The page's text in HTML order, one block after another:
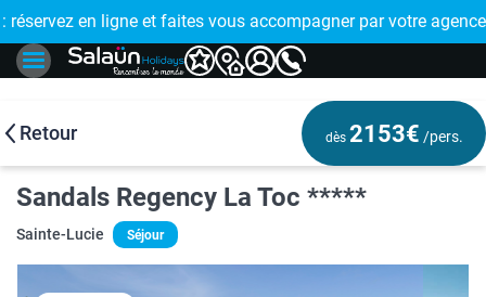
!
: réservez en ligne et faites vous accompagner par votre
🤩
Retour dès 2153€ /pers.
Sandals Regency La Toc *****
Sainte-Lucie Séjour